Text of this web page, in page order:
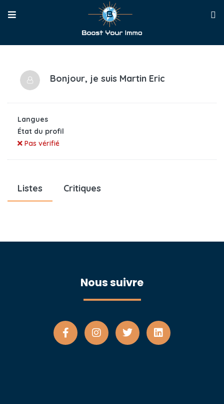
Bonjour, je suis Martin Eric
Langues
État du profil
Pas vérifié
Listes Critiques
Nous suivre